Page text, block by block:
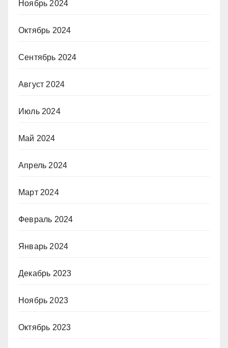
Ноябрь 2024
Октябрь 2024
Сентябрь 2024
Август 2024
Июль 2024
Май 2024
Апрель 2024
Март 2024
Февраль 2024
Январь 2024
Декабрь 2023
Ноябрь 2023
Октябрь 2023